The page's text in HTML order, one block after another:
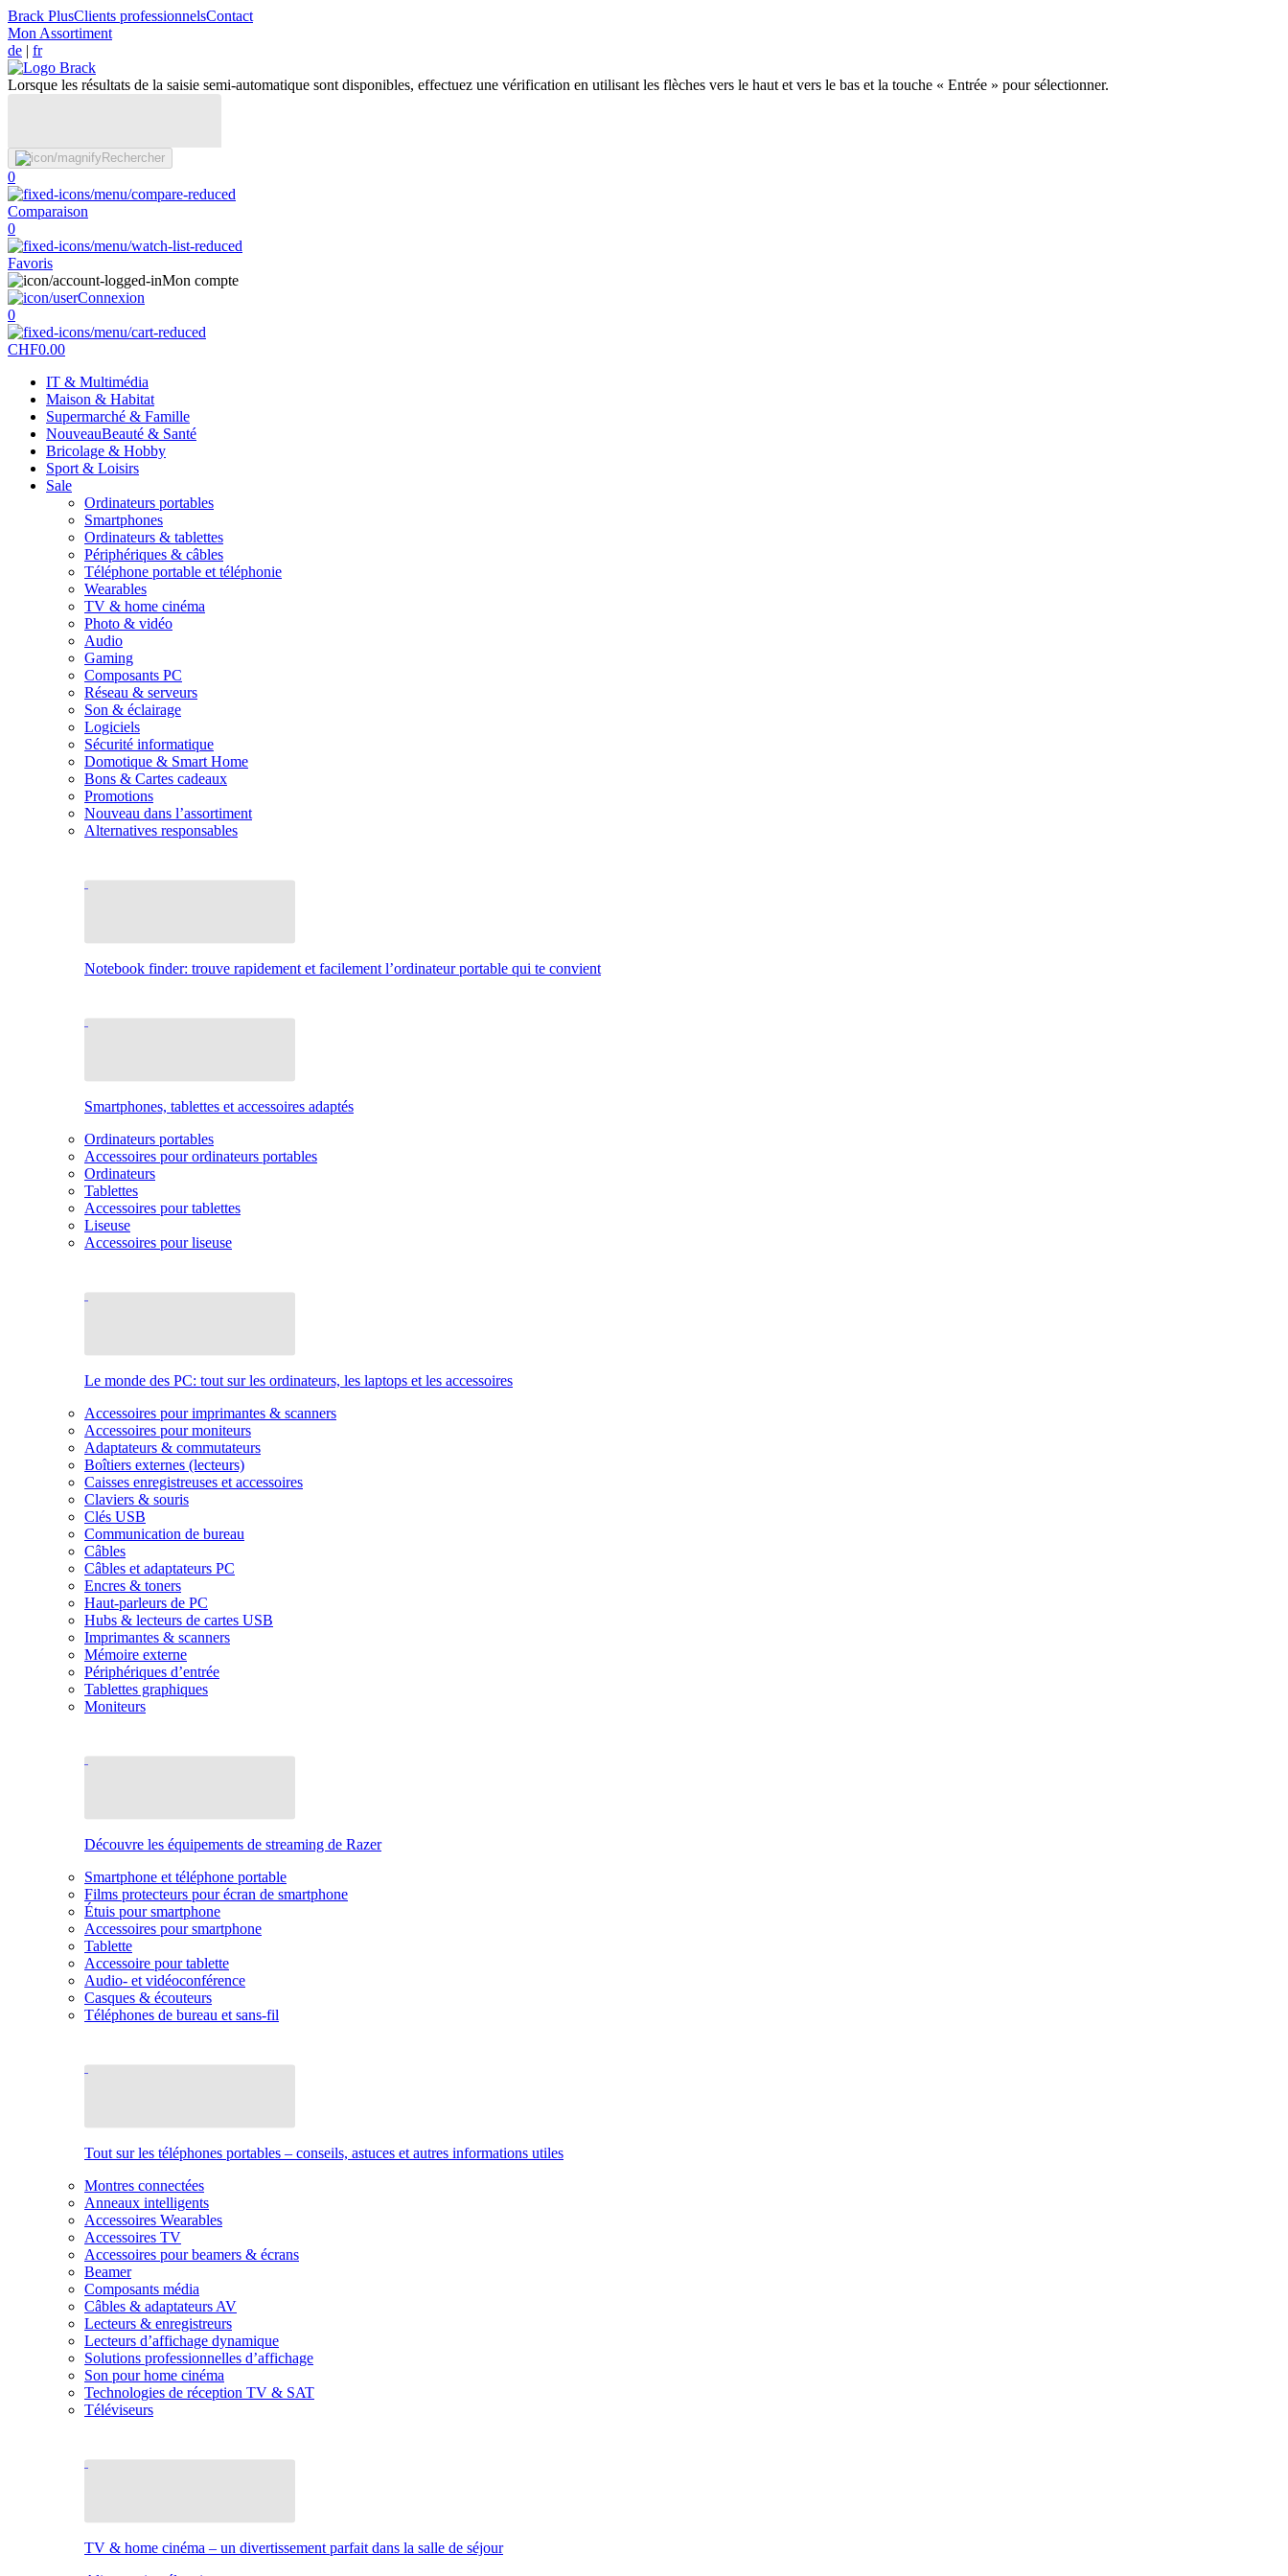
Brack PlusClients professionnelsContact
Mon Assortiment
de | fr
Lorsque les résultats de la saisie semi-automatique sont disponibles, effectuez une vérification en utilisant les flèches vers le haut et vers le bas et la touche « Entrée » pour sélectionner.
Rechercher
0
Comparaison
0
Favoris
Mon compte
Connexion
0
CHF0.00
IT & Multimédia
Maison & Habitat
Supermarché & Famille
NouveauBeauté & Santé
Bricolage & Hobby
Sport & Loisirs
Sale
Ordinateurs portables
Smartphones
Ordinateurs & tablettes
Périphériques & câbles
Téléphone portable et téléphonie
Wearables
TV & home cinéma
Photo & vidéo
Audio
Gaming
Composants PC
Réseau & serveurs
Son & éclairage
Logiciels
Sécurité informatique
Domotique & Smart Home
Bons & Cartes cadeaux
Promotions
Nouveau dans l’assortiment
Alternatives responsables
Notebook finder: trouve rapidement et facilement l’ordinateur portable qui te convient
Smartphones, tablettes et accessoires adaptés
Ordinateurs portables
Accessoires pour ordinateurs portables
Ordinateurs
Tablettes
Accessoires pour tablettes
Liseuse
Accessoires pour liseuse
Le monde des PC: tout sur les ordinateurs, les laptops et les accessoires
Accessoires pour imprimantes & scanners
Accessoires pour moniteurs
Adaptateurs & commutateurs
Boîtiers externes (lecteurs)
Caisses enregistreuses et accessoires
Claviers & souris
Clés USB
Communication de bureau
Câbles
Câbles et adaptateurs PC
Encres & toners
Haut-parleurs de PC
Hubs & lecteurs de cartes USB
Imprimantes & scanners
Mémoire externe
Périphériques d’entrée
Tablettes graphiques
Moniteurs
Découvre les équipements de streaming de Razer
Smartphone et téléphone portable
Films protecteurs pour écran de smartphone
Étuis pour smartphone
Accessoires pour smartphone
Tablette
Accessoire pour tablette
Audio- et vidéoconférence
Casques & écouteurs
Téléphones de bureau et sans-fil
Tout sur les téléphones portables – conseils, astuces et autres informations utiles
Montres connectées
Anneaux intelligents
Accessoires Wearables
Accessoires TV
Accessoires pour beamers & écrans
Beamer
Composants média
Câbles & adaptateurs AV
Lecteurs & enregistreurs
Lecteurs d’affichage dynamique
Solutions professionnelles d’affichage
Son pour home cinéma
Technologies de réception TV & SAT
Téléviseurs
TV & home cinéma – un divertissement parfait dans la salle de séjour